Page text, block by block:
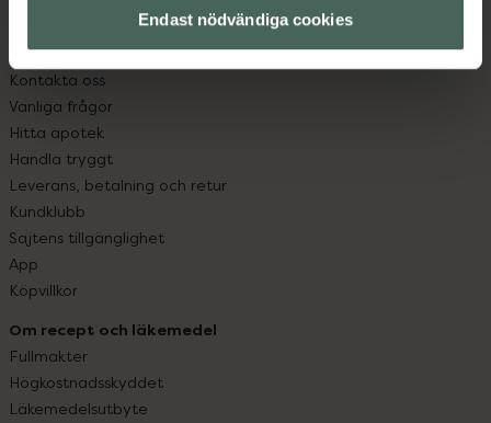
Endast nödvändiga cookies
Kundservice
Kontakta oss
Vanliga frågor
Hitta apotek
Handla tryggt
Leverans, betalning och retur
Kundklubb
Sajtens tillgänglighet
App
Köpvillkor
Om recept och läkemedel
Fullmakter
Högkostnadsskyddet
Läkemedelsutbyte